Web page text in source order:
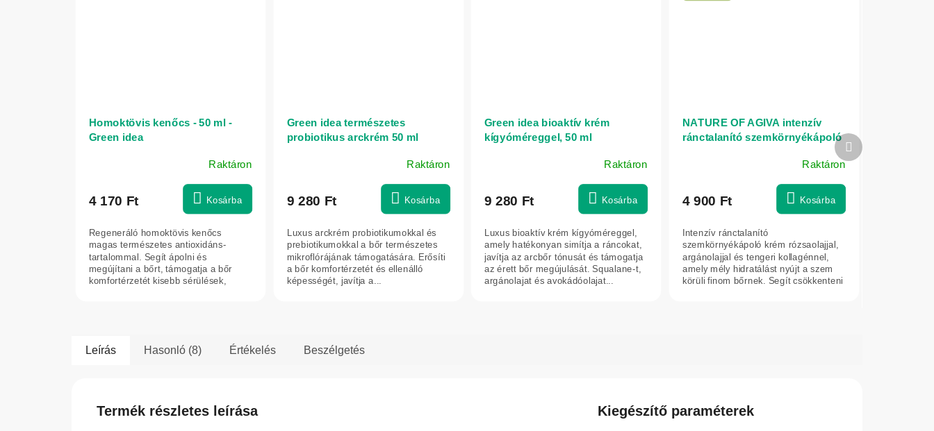
Homoktövis kenőcs - 50 ml -
Green idea
Raktáron
4 170 Ft Kosárba
Regeneráló homoktövis kenőcs
magas természetes antioxidáns-
tartalommal. Segít ápolni és
megújítani a bőrt, támogatja a bőr
komfortérzetét kisebb sérülések,
Green idea természetes
probiotikus arckrém 50 ml
Raktáron
9 280 Ft Kosárba
Luxus arckrém probiotikumokkal és
prebiotikumokkal a bőr természetes
mikroflórájának támogatására. Erősíti
a bőr komfortérzetét és ellenálló
képességét, javítja a...
Green idea bioaktív krém
kígyóméreggel, 50 ml
Raktáron
9 280 Ft Kosárba
Luxus bioaktív krém kígyóméreggel,
amely hatékonyan simítja a ráncokat,
javítja az arcbőr tónusát és támogatja
az érett bőr megújulását. Squalane-t,
argánolajat és avokádóolajat...
NATURE OF AGIVA intenzív
ránctalanító szemkörnyékápoló
Raktáron
4 900 Ft Kosárba
Intenzív ránctalanító
szemkörnyékápoló krém rózsaolajjal,
argánolajjal és tengeri kollagénnel,
amely mély hidratálást nyújt a szem
körüli finom bőrnek. Segít csökkenteni
Következő
termék
Leírás Hasonló (8) Értékelés Beszélgetés
Termék részletes leírása Kiegészítő paraméterek